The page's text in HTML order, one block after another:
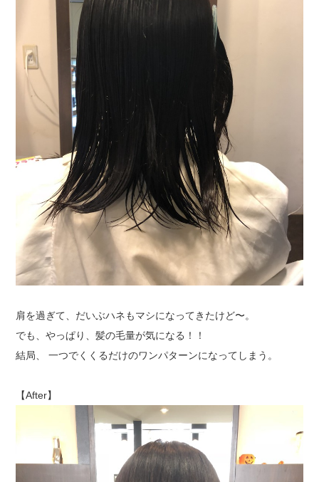
肩を過ぎて、だいぶハネもマシになってきたけど〜。
でも、やっぱり、髪の毛量が気になる！！
結局、 一つでくくるだけのワンパターンになってしまう。
【After】